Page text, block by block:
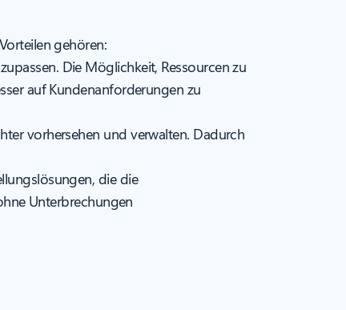
gehören:
Die Möglichkeit, Ressourcen zu
auf Kundenanforderungen zu
vorhersehen und verwalten. Dadurch
die die
Unterbrechungen